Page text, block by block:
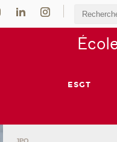
École
ESGT